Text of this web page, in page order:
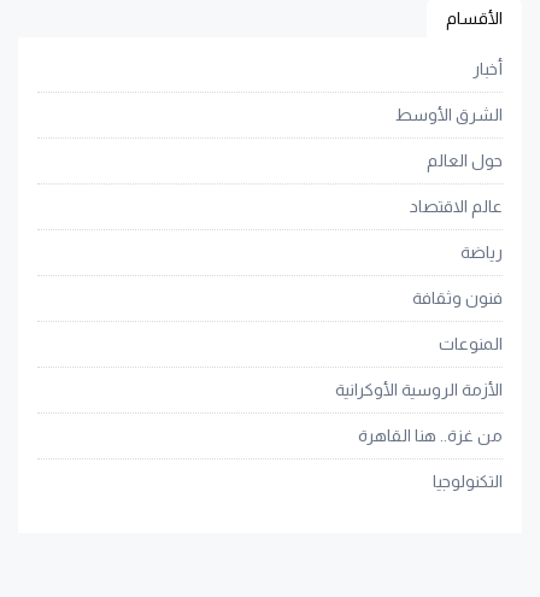
الأقسام
أخبار
الشرق الأوسط
حول العالم
عالم الاقتصاد
رياضة
فنون وثقافة
المنوعات
الأزمة الروسية الأوكرانية
من غزة.. هنا القاهرة
التكنولوجيا